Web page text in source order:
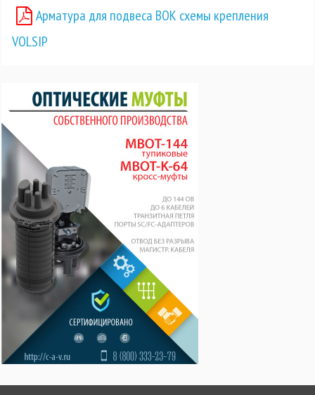
Арматура для подвеса ВОК схемы крепления
VOLSIP